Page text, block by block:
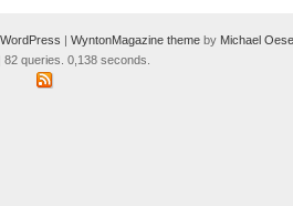
WordPress | WyntonMagazine theme by Michael
queries. 0,138 seconds.